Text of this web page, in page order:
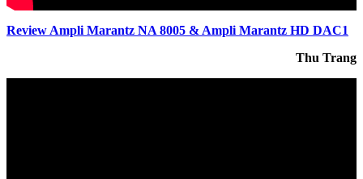
Review Ampli Marantz NA 8005 & Ampli Marantz HD DAC1
Thu Trang